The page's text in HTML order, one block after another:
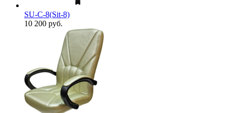
SU-С-8(Sit-8)
10 200 руб.